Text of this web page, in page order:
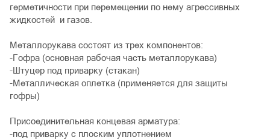
герметичности при перемещении по нему агрессивных
жидкостей и газов.
Металлорукава состоят из трех компонентов:
-Гофра (основная рабочая часть металлорукава)
-Штуцер под приварку (стакан)
-Металлическая оплетка (применяется для защиты
гофры)
Присоединительная концевая арматура:
-под приварку с плоским уплотнением